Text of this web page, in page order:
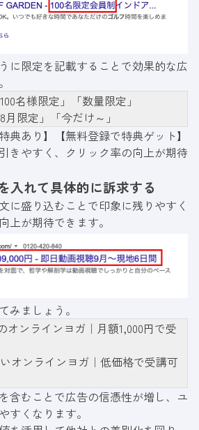
に限定を記載することで効果的な広
名様限定」「数量限定」
限定」「今だけ～」
典あり】【無料登録で特典ゲット】
きやすく、クリック率の向上が期待
入れて具体的に訴求する
に盛り込むことで印象に残りやすく
上が期待できます。
みましょう。
オンラインヨガ｜月額1,000円で受
オンラインヨガ｜低価格で受講可
含むことで広告の信憑性が増し、ユ
すくなります。